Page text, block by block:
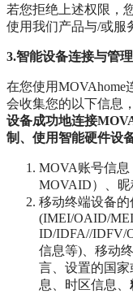
若您拒绝上述权限，
使用我们产品与/或服
3.智能设备连接与管理
在您使用MOVAhome
会收集您的以下信息，
设备成功地连接
制、使用智能硬件设
MOVA账号信息
MOVAID）、昵
移动终端设备
(IMEI/OAID/
ID/IDFA//IDFV/
信息等)、移动
言、设置的国家
息、时区信息、